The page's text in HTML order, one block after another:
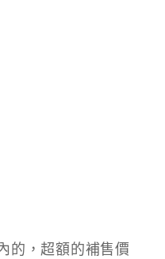
的，超額的補售價